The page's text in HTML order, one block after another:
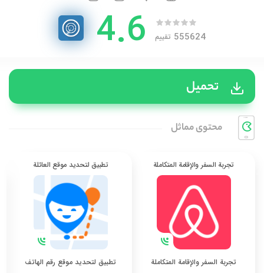
555624 تقييم 4.6
تحميل
محتوی مماثل
تجربة السفر والإقامة المتكاملة
تجربة السفر والإقامة المتكاملة
تطبيق لتحديد موقع العائلة
تطبيق لتحديد موقع رقم الهاتف